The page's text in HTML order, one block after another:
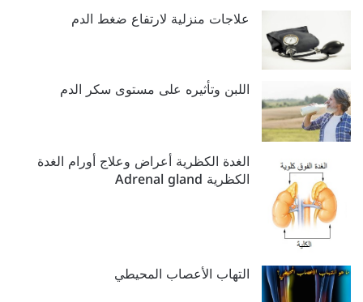
علاجات منزلية لارتفاع ضغط الدم
اللبن وتأثيره على مستوى سكر الدم‬‎
الغدة الكظرية أعراض وعلاج أورام الغدة
الكظرية Adrenal gland
التهاب الأعصاب المحيطي